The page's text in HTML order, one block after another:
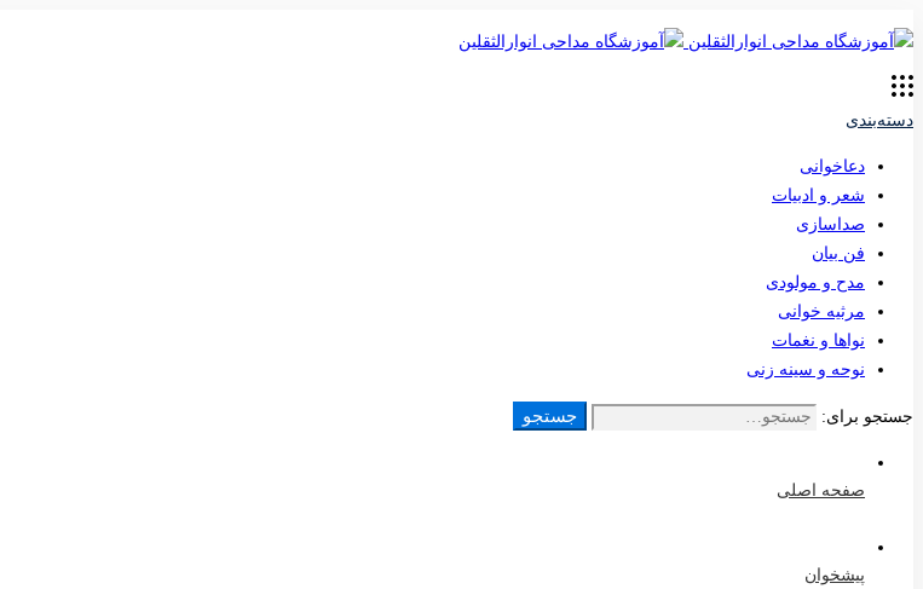
دسته‌بندی
دعاخوانی
شعر و ادبیات
صداسازی
فن بیان
مدح و مولودی
مرثیه خوانی
نواها و نغمات
نوحه و سینه زنی
جستجو برای: جستجو
صفحه اصلی
پیشخوان